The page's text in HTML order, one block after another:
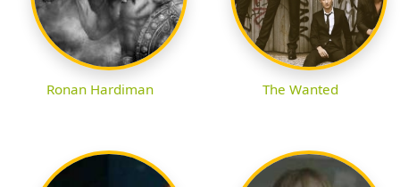
Ronan Hardiman The Wanted